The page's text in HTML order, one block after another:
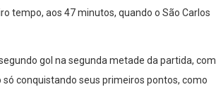
tempo, aos 47 minutos, quando o São Carlos
gol na segunda metade da partida, com
conquistando seus primeiros pontos, como